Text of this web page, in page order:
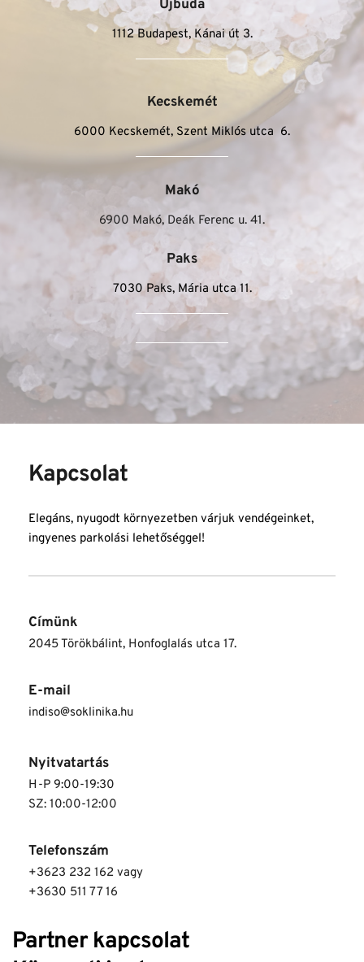
Kecskemét
6000 Kecskemét, Szent Miklós utca  6.
Makó
6900 Makó, Deák Ferenc u. 41.
Paks
7030 Paks, Mária utca 11.
Újbuda
1112 Budapest, Kánai út 3.
Kapcsolat
Elegáns, nyugodt környezetben várjuk vendégeinket,
ingyenes parkolási lehetőséggel!
Címünk
2045 Törökbálint, Honfoglalás utca 17.
E-mail
indiso@soklinika.hu
Nyitvatartás
H-P 9:00-19:30
SZ: 10:00-12:00
Telefonszám
+3623 232 162 vagy
+3630 511 77 16
Partner kapcsolat